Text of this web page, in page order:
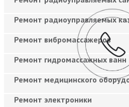
Ремонт радиоуправляемых
Ремонт вибромассажеров
Ремонт гидромассажных ванн
Ремонт медицинского
Ремонт электроники